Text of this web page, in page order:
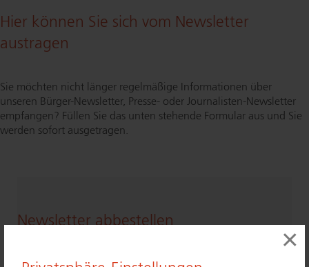
×
Hier können Sie sich vom Newsletter
austragen
Sie möchten nicht länger regelmäßige Informationen über
unseren Bür­ger-News­let­ter, Presse- oder Jour­na­lis­ten-News­let­ter
empfangen? Füllen Sie das unten stehende Formular aus und Sie
werden sofort ausgetragen.
Newsletter abbestellen